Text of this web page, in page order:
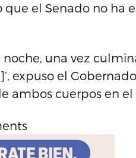
que el Senado no
noche, una vez
expuso el
ambos cuerpos en